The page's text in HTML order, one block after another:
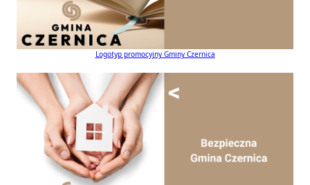
Logotyp promocyjny Gminy Czernica